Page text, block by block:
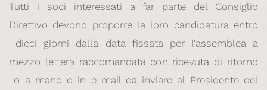
Tutti i soci interessati a far parte del Consiglio
Direttivo devono proporre la loro candidatura entro
dieci giorni dalla data fissata per l’assemblea a
mezzo lettera raccomandata con ricevuta di ritorno
o a mano o in e-mail da inviare al Presidente del